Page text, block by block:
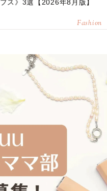
ス》3選【2026年8月版】
Fashion